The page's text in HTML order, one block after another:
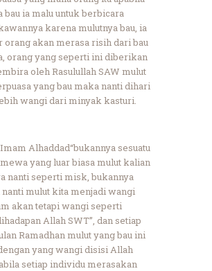
bau ia malu untuk berbicara
karena mulutnya bau, ia
orang akan merasa risih dari bau
orang yang seperti ini diberikan
oleh Rasulullah SAW mulut
yang bau maka nanti dihari
wangi dari minyak kasturi.
Alhaddad“bukannya sesuatu
yang luar biasa mulut kalian
nanti seperti misk, bukannya
nanti mulut kita menjadi wangi
akan tetapi wangi seperti
Allah SWT”, dan setiap
Ramadhan mulut yang bau ini
yang wangi disisi Allah
setiap individu merasakan